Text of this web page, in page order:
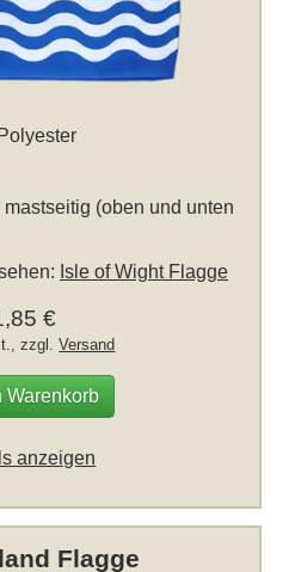
(oben und unten
Isle of Wight Flagge
€
zzgl.Versand
Warenkorb
anzeigen
Flagge